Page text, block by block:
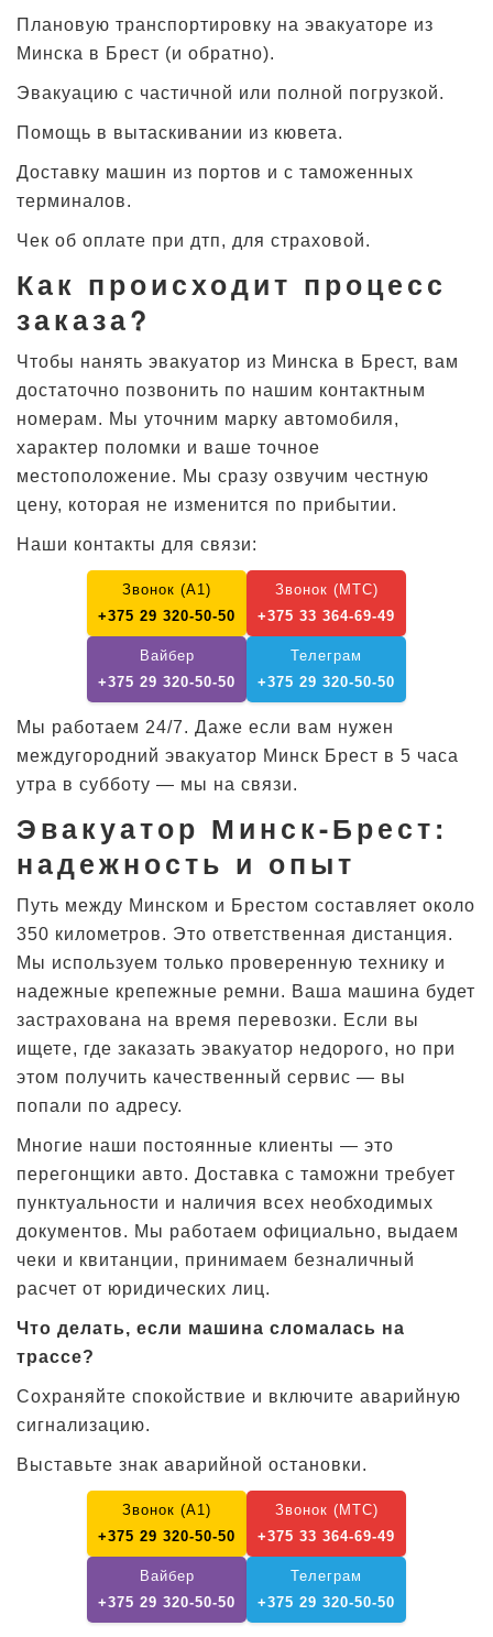
Плановую транспортировку на эвакуаторе из
Минска в Брест (и обратно).
Эвакуацию с частичной или полной погрузкой.
Помощь в вытаскивании из кювета.
Доставку машин из портов и с таможенных
терминалов.
Чек об оплате при дтп, для страховой.
Как происходит процесс
заказа?
Чтобы нанять эвакуатор из Минска в Брест, вам
достаточно позвонить по нашим контактным
номерам. Мы уточним марку автомобиля,
характер поломки и ваше точное
местоположение. Мы сразу озвучим честную
цену, которая не изменится по прибытии.
Наши контакты для связи:
Звонок (А1)
+375 29 320-50-50
Звонок (МТС)
+375 33 364-69-49
Вайбер
+375 29 320-50-50
Телеграм
+375 29 320-50-50
Мы работаем 24/7. Даже если вам нужен
междугородний эвакуатор Минск Брест в 5 часа
утра в субботу — мы на связи.
Эвакуатор Минск-Брест:
надежность и опыт
Путь между Минском и Брестом составляет около
350 километров. Это ответственная дистанция.
Мы используем только проверенную технику и
надежные крепежные ремни. Ваша машина будет
застрахована на время перевозки. Если вы
ищете, где заказать эвакуатор недорого, но при
этом получить качественный сервис — вы
попали по адресу.
Многие наши постоянные клиенты — это
перегонщики авто. Доставка с таможни требует
пунктуальности и наличия всех необходимых
документов. Мы работаем официально, выдаем
чеки и квитанции, принимаем безналичный
расчет от юридических лиц.
Что делать, если машина сломалась на
трассе?
Сохраняйте спокойствие и включите аварийную
сигнализацию.
Выставьте знак аварийной остановки.
Звонок (А1)
+375 29 320-50-50
Звонок (МТС)
+375 33 364-69-49
Вайбер
+375 29 320-50-50
Телеграм
+375 29 320-50-50